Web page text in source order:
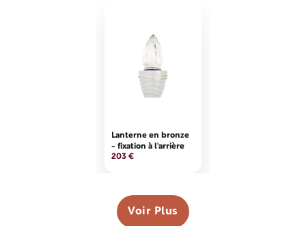
Lanterne en bronze
- fixation à l'arrière
203 €
Voir Plus